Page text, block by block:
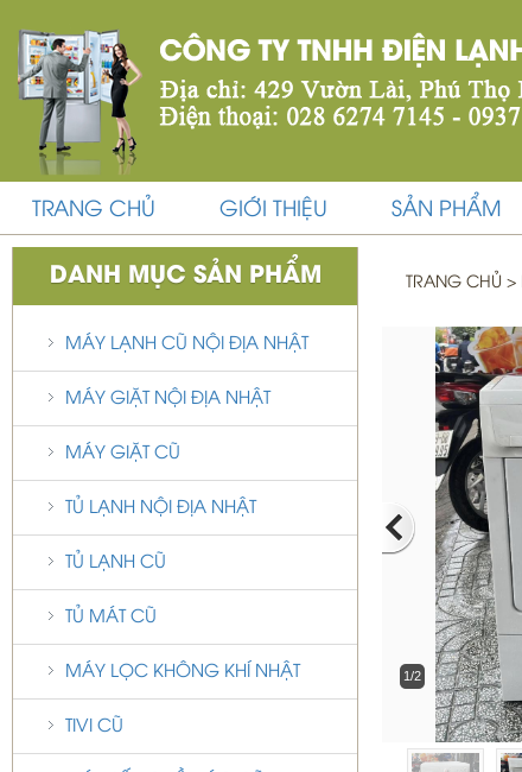
TRANG CHỦ GIỚI THIỆU SẢN PHẨM
DANH MỤC SẢN PHẨM
MÁY LẠNH CŨ NỘI ĐỊA NHẬT
MÁY GIẶT NỘI ĐỊA NHẬT
MÁY GIẶT CŨ
TỦ LẠNH NỘI ĐỊA NHẬT
TỦ LẠNH CŨ
TỦ MÁT CŨ
MÁY LỌC KHÔNG KHÍ NHẬT
TIVI CŨ
TRANG CHỦ >
1/2